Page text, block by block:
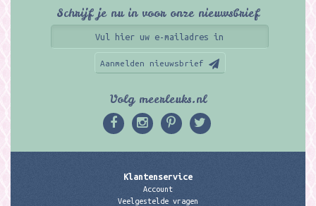
Schrijf je nu in voor onze nieuwsbrief
Aanmelden nieuwsbrief
Volg meerleuks.nl
Klantenservice
Account
Veelgestelde vragen